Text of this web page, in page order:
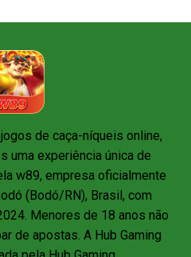
de caça-níqueis online,
uma experiência única de
w89, empresa oficialmente
(Bodó/RN), Brasil, com
Menores de 18 anos não
de apostas. A Hub Gaming